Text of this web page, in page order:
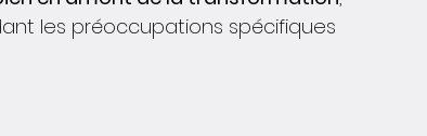
les préoccupations spécifiques